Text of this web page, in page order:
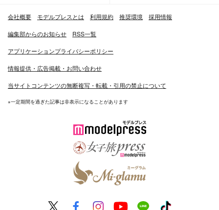
会社概要 モデルプレスとは 利用規約 推奨環境 採用情報
編集部からのお知らせ RSS一覧
アプリケーションプライバシーポリシー
情報提供・広告掲載・お問い合わせ
当サイトコンテンツの無断複写・転載・引用の禁止について
※一定期間を過ぎた記事は非表示になることがあります